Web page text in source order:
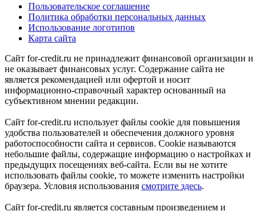
Пользовательское соглашение
Политика обработки персональных данных
Использование логотипов
Карта сайта
Сайт for-credit.ru не принадлежит финансовой организации и
не оказывает финансовых услуг. Содержание сайта не
является рекомендацией или офертой и носит
информационно-справочный характер основанный на
субъективном мнении редакции.
Сайт for-credit.ru использует файлы cookie для повышения
удобства пользователей и обеспечения должного уровня
работоспособности сайта и сервисов. Cookie называются
небольшие файлы, содержащие информацию о настройках и
предыдущих посещениях веб-сайта. Если вы не хотите
использовать файлы cookie, то можете изменить настройки
браузера. Условия использования смотрите здесь.
Сайт for-credit.ru является составным произведением и